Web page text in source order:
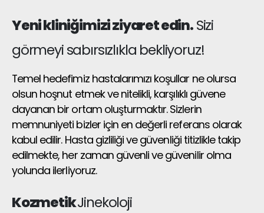
Yeni kliniğimizi ziyaret edin.Sizi
görmeyi sabırsızlıkla bekliyoruz!​
Temel hedefimiz hastalarımızı koşullar ne olursa
olsun hoşnut etmek ve nitelikli, karşılıklı güvene
dayanan bir ortam oluşturmaktır. Sizlerin
memnuniyeti bizler için en değerli referans olarak
kabul edilir. Hasta gizliliği ve güvenliği titizlikle takip
edilmekte, her zaman güvenli ve güvenilir olma
yolunda ilerliyoruz.
KozmetikJinekoloji